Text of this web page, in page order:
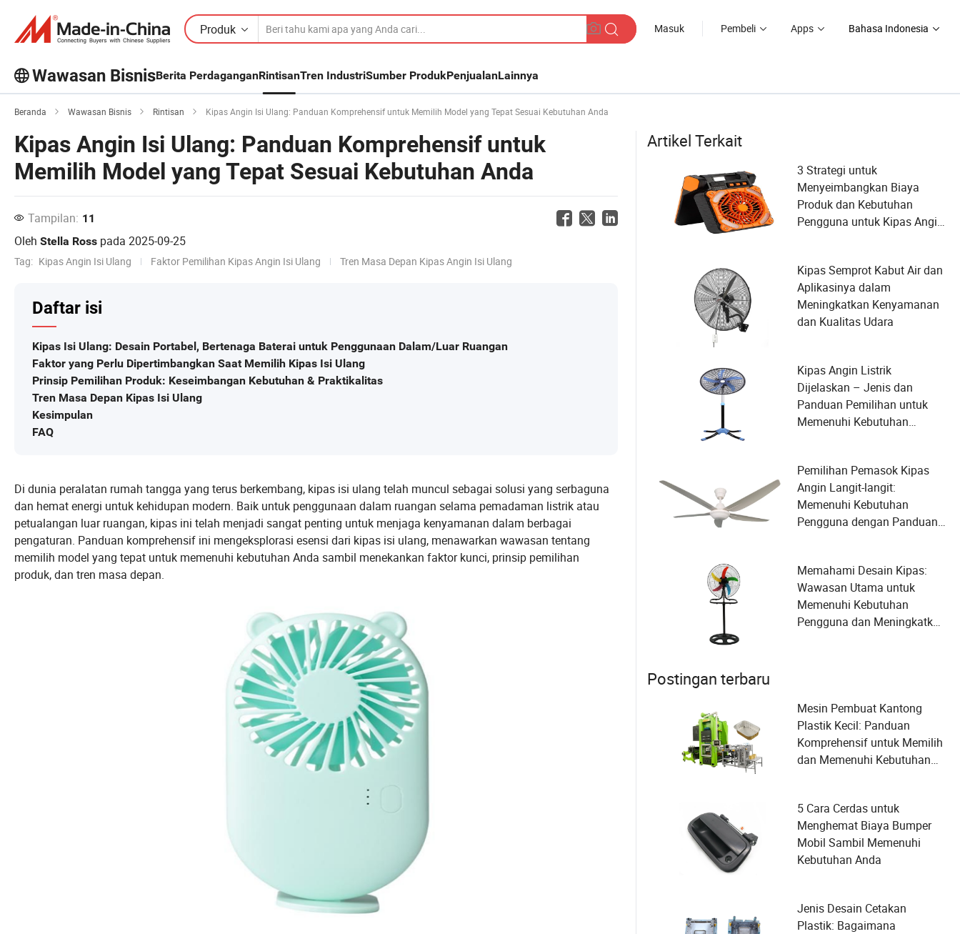
Produk Masuk Pembeli Apps Bahasa Indonesia
Wawasan BisnisBerita PerdaganganRintisanTren IndustriSumber ProdukPenjualanLainnya
Beranda Wawasan Bisnis Rintisan Kipas Angin Isi Ulang: Panduan Komprehensif untuk Memilih Model yang Tepat Sesuai Kebutuhan Anda
Kipas Angin Isi Ulang: Panduan Komprehensif untuk
Memilih Model yang Tepat Sesuai Kebutuhan Anda
Tampilan: 11
Oleh Stella Ross pada 2025-09-25
Tag: Kipas Angin Isi Ulang Faktor Pemilihan Kipas Angin Isi Ulang Tren Masa Depan Kipas Angin Isi Ulang
Daftar isi
Kipas Isi Ulang: Desain Portabel, Bertenaga Baterai untuk Penggunaan Dalam/Luar Ruangan
Faktor yang Perlu Dipertimbangkan Saat Memilih Kipas Isi Ulang
Prinsip Pemilihan Produk: Keseimbangan Kebutuhan & Praktikalitas
Tren Masa Depan Kipas Isi Ulang
Kesimpulan
FAQ
Di dunia peralatan rumah tangga yang terus berkembang, kipas isi ulang telah muncul sebagai solusi yang serbaguna
dan hemat energi untuk kehidupan modern. Baik untuk penggunaan dalam ruangan selama pemadaman listrik atau
petualangan luar ruangan, kipas ini telah menjadi sangat penting untuk menjaga kenyamanan dalam berbagai
pengaturan. Panduan komprehensif ini mengeksplorasi esensi dari kipas isi ulang, menawarkan wawasan tentang
memilih model yang tepat untuk memenuhi kebutuhan Anda sambil menekankan faktor kunci, prinsip pemilihan
produk, dan tren masa depan.
Artikel Terkait
3 Strategi untuk
Menyeimbangkan Biaya
Produk dan Kebutuhan
Pengguna untuk Kipas Angin
Kipas Semprot Kabut Air dan
Aplikasinya dalam
Meningkatkan Kenyamanan
dan Kualitas Udara
Kipas Angin Listrik
Dijelaskan – Jenis dan
Panduan Pemilihan untuk
Memenuhi Kebutuhan
Pemilihan Pemasok Kipas
Angin Langit-langit:
Memenuhi Kebutuhan
Pengguna dengan Panduan
Memahami Desain Kipas:
Wawasan Utama untuk
Memenuhi Kebutuhan
Pengguna dan Meningkatkan
Postingan terbaru
Mesin Pembuat Kantong
Plastik Kecil: Panduan
Komprehensif untuk Memilih
dan Memenuhi Kebutuhan
5 Cara Cerdas untuk
Menghemat Biaya Bumper
Mobil Sambil Memenuhi
Kebutuhan Anda
Jenis Desain Cetakan
Plastik: Bagaimana